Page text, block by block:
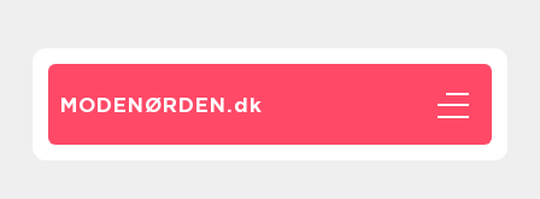
MODENØRDEN.dk